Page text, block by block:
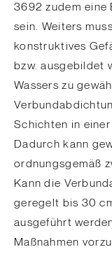
3692 zudem eine
sein. Weiters
konstruktives
bzw. ausgebildet
Wassers zu
Schichten in
Dadurch kann
ordnungsgemäß
Kann die
geregelt bis 30
ausgeführt
Maßnahmen